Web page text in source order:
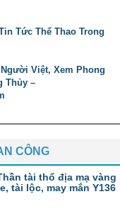
CÔNG
tài thổ địa mạ vàng
tài lộc, may mắn Y136